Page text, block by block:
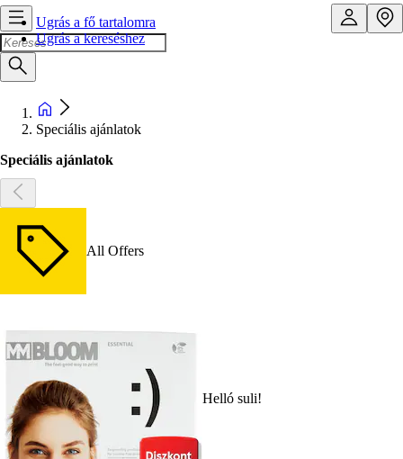
Ugrás a fő tartalomra
Ugrás a kereséshez
Speciális ajánlatok
Speciális ajánlatok
All Offers
Helló suli!